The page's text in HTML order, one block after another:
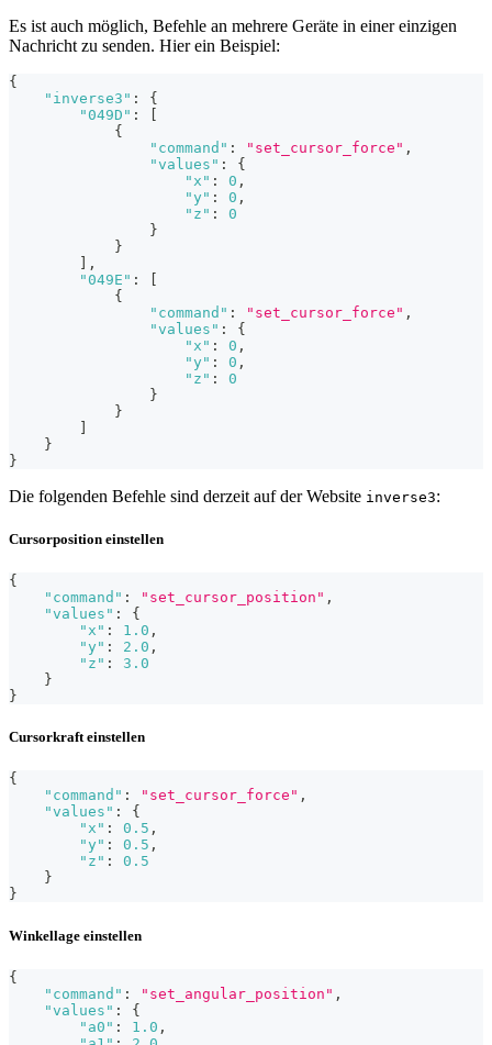
Es ist auch möglich, Befehle an mehrere Geräte in einer einzigen
Nachricht zu senden. Hier ein Beispiel:
{
"inverse3" :
{
"049D" :
[
{
"command" : "set_cursor_force" ,
"values" :
{
"x" : 0 ,
"y" : 0 ,
"z" :
0
}
}
] ,
"049E" :
[
{
"command" : "set_cursor_force" ,
"values" :
{
"x" : 0 ,
"y" : 0 ,
"z" :
0
}
}
]
}
}
Die folgenden Befehle sind derzeit auf der Website inverse3:
Cursorposition einstellen
{
"command" : "set_cursor_position" ,
"values" :
{
"x" : 1.0 ,
"y" : 2.0 ,
"z" :
3.0
}
}
Cursorkraft einstellen
{
"command" : "set_cursor_force" ,
"values" :
{
"x" : 0.5 ,
"y" : 0.5 ,
"z" :
0.5
}
}
Winkellage einstellen
{
"command" : "set_angular_position" ,
"values" :
{
"a0" : 1.0 ,